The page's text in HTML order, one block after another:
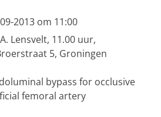
2013 om 11:00
Lensvelt, 11.00 uur,
5, Groningen
bypass for occlusive
femoral artery